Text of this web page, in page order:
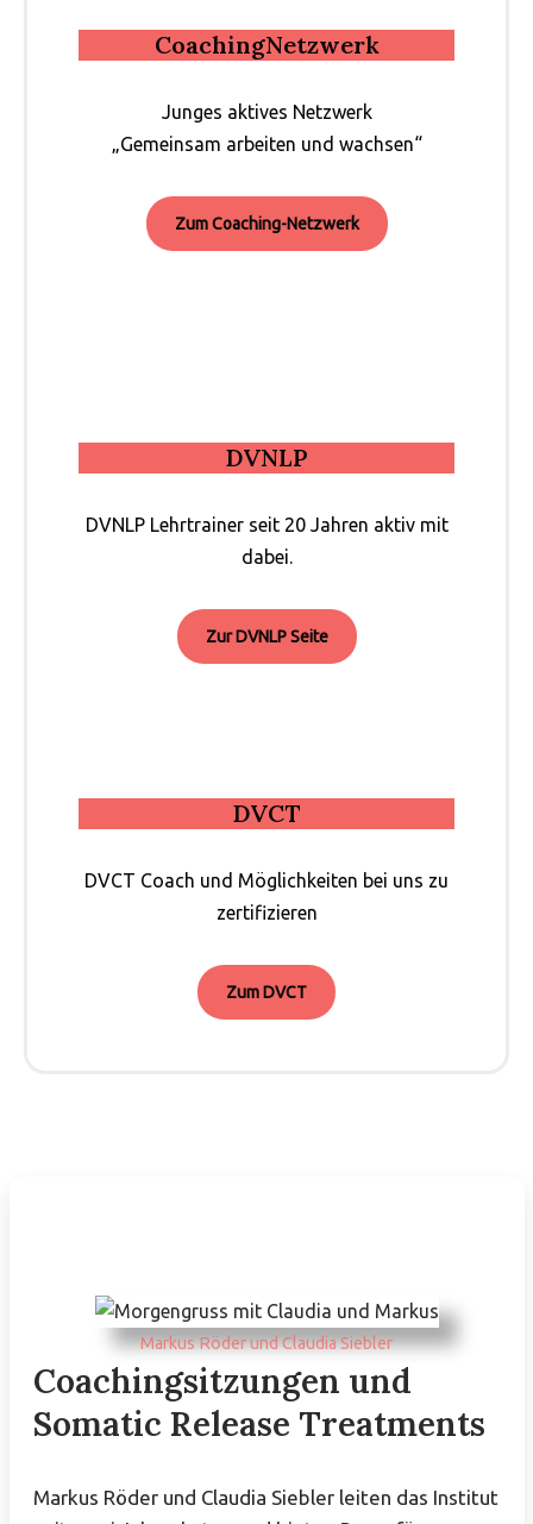
CoachingNetzwerk
Junges aktives Netzwerk
„Gemeinsam arbeiten und wachsen“
Zum Coaching-Netzwerk
DVNLP
DVNLP Lehrtrainer seit 20 Jahren aktiv mit
dabei.
Zur DVNLP Seite
DVCT
DVCT Coach und Möglichkeiten bei uns zu
zertifizieren
Zum DVCT
Markus Röder und Claudia Siebler
Coachingsitzungen und
Somatic Release Treatments
Markus Röder und Claudia Siebler leiten das Institut